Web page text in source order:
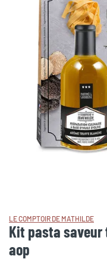
Zoomer sur l'image
LE COMPTOIR DE MATHILDE
Kit pasta
aop